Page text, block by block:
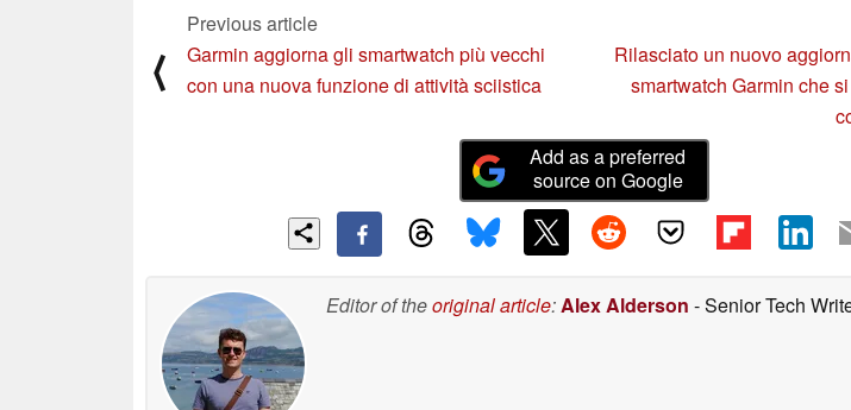
⟨
Previous article
Garmin aggiorna gli smartwatch più vecchi
con una nuova funzione di attività sciistica
Rilasciato un nuovo
smartwatch Garmin che
Add as a preferred
source on Google
Editor of theoriginal article:Alex Alderson - Senior Tech